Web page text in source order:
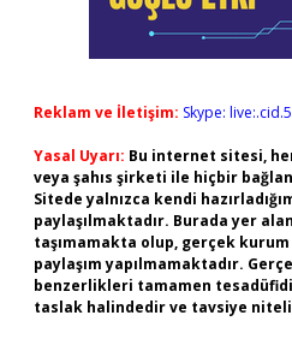
Reklam ve İletişim: Skype:
Yasal Uyarı: Bu internet sitesi,
veya şahıs şirketi ile hiçbir
Sitede yalnızca kendi
paylaşılmaktadır. Burada yer
taşımamakta olup, gerçek
paylaşım yapılmamaktadır.
benzerlikleri tamamen
taslak halindedir ve tavsiye